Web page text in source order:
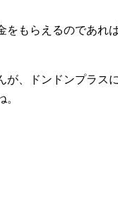
をもらえるのであれ
、ドンドンプラス